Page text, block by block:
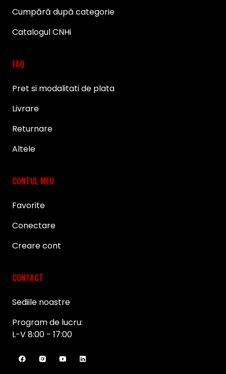
Cumpără după categorie
Catalogul CNHi
FAQ
Pret si modalitati de plata
Livrare
Returnare
Altele
CONTUL MEU
Favorite
Conectare
Creare cont
CONTACT
Sediile noastre
Program de lucru:
L-V 8:00 - 17:00